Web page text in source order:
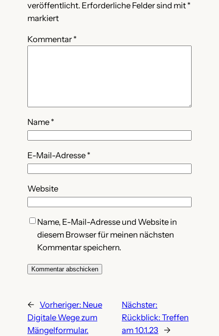
veröffentlicht. Erforderliche Felder sind mit *
markiert
Kommentar *
Name *
E-Mail-Adresse *
Website
Name, E-Mail-Adresse und Website in
diesem Browser für meinen nächsten
Kommentar speichern.
← Vorheriger: Neue
Digitale Wege zum
Mängelformular.
Nächster:
Rückblick: Treffen
am 10.1.23
→